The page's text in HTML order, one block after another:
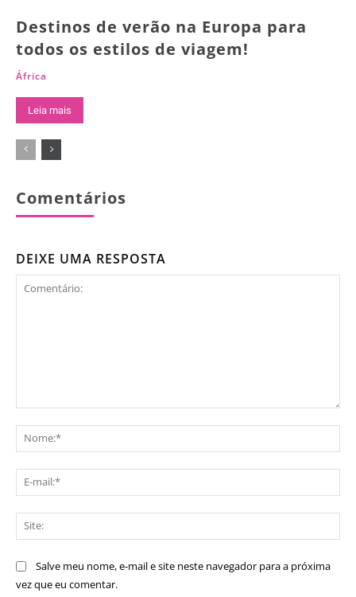
Destinos de verão na Europa para
todos os estilos de viagem!
África
Leia mais
Comentários
DEIXE UMA RESPOSTA
Salve meu nome, e-mail e site neste navegador para a próxima
vez que eu comentar.